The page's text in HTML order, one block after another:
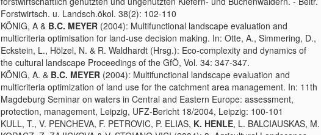
Forstwirtsch. u. Landsch.ökol. 38(2): 102-110
KÖNIG, A & B.C. MEYER (2004): Multifunctional landscape evaluation and
multicriteria optimisation for land-use decision making. In: Otte, A., Simmering, D.,
Eckstein, L., Hölzel, N. & R. Waldhardt (Hrsg.): Eco-complexity and dynamics of
the cultural landscape Proceedings of the GfÖ, Vol. 34: 347-347.
KÖNIG, A. & B.C. MEYER (2004): Multifunctional landscape evaluation and
multicriteria optimization of land use for the catchment area management. In: 11th
Magdeburg Seminar on waters in Central and Eastern Europe: assessment,
protection, management, Leipzig, UFZ-Bericht 18/2004, Leipzig: 100-101
KULL, T., V. PENCHEVA, F. PETROVIC, P. ELIAS, K. HENLE, L. BALCIAUSKAS, M.